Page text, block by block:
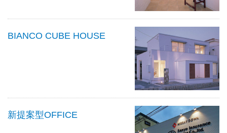
BIANCO CUBE HOUSE
新提案型OFFICE